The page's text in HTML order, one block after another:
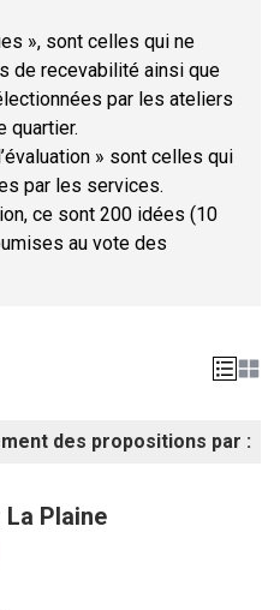
», sont celles qui ne
de recevabilité ainsi que
par les ateliers
quartier.
» sont celles qui
par les services.
ce sont 200 idées (10
au vote des
des propositions par :
Plaine